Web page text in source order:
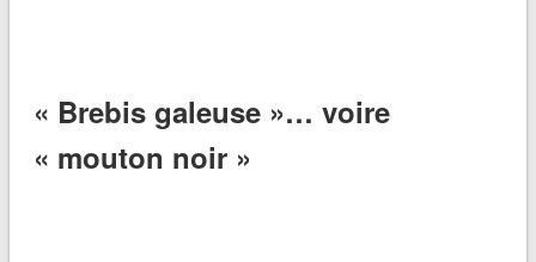
« Brebis galeuse »… voire
« mouton noir »